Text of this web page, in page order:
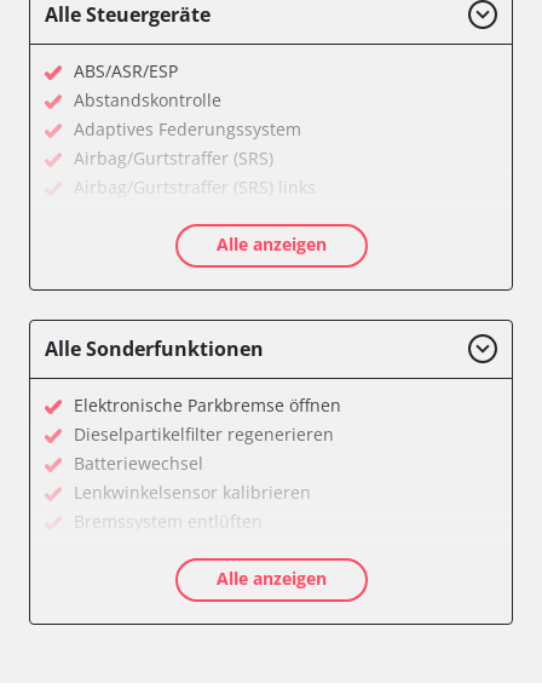
Alle Steuergeräte
ABS/ASR/ESP
Abstandskontrolle
Adaptives Federungssystem
Airbag/Gurtstraffer (SRS)
Airbag/Gurtstraffer (SRS) links
Aktiver Kollisionsschutz
Anhängersteuergerät
Batteriemanagement
CD-Wechsler
Command
Dachbedieneinheit (DBE)
Diagnoseschnittstelle (EOBD/OBDII)
Einparkhilfe
Elektronische Zündanlage
Elektronisches Stabilitätsprogramm (ESP)
Elektronisches Wählhebel-Modul (EWM)
Alle anzeigen
Alle Sonderfunktionen
Elektronische Parkbremse öffnen
Dieselpartikelfilter regenerieren
Batteriewechsel
Lenkwinkelsensor kalibrieren
Bremssystem entlüften
Luftmassenmesser anlernen
Elektronische Parkbremse kalibrieren
Alle anzeigen